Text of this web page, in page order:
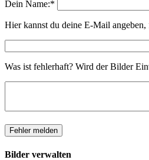
Dein Name:*
Hier kannst du deine E-Mail
Was ist fehlerhaft? Wird der Bilder
Bilder verwalten